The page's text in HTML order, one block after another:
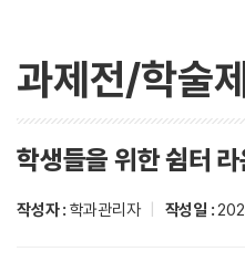
과제전/학술제
학생들을 위한 쉼터
작성자 : 학과관리자 작성일 :